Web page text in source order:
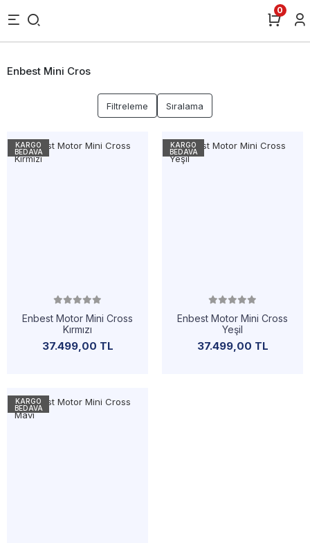
0
Enbest Mini Cros
Filtreleme Sıralama
KARGO
BEDAVA
Enbest Motor Mini Cross
Kırmızı
37.499,00 TL
KARGO
BEDAVA
Enbest Motor Mini Cross
Yeşil
37.499,00 TL
KARGO
BEDAVA